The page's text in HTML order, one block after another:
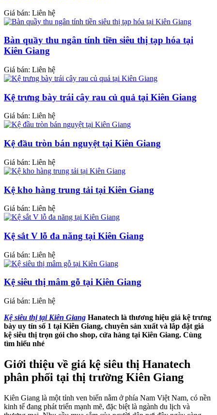
Giá bán: Liên hệ
Bàn quầy thu ngân tính tiền siêu thị tạp hóa tại
Kiên Giang
Giá bán: Liên hệ
Kệ trưng bày trái cây rau củ quả tại Kiên Giang
Giá bán: Liên hệ
Kệ đầu tròn bán nguyệt tại Kiên Giang
Giá bán: Liên hệ
Kệ kho hàng trung tải tại Kiên Giang
Giá bán: Liên hệ
Kệ sắt V lỗ đa năng tại Kiên Giang
Giá bán: Liên hệ
Kệ siêu thị mâm gỗ tại Kiên Giang
Giá bán: Liên hệ
Kệ siêu thị tại Kiên Giang Hanatech là thương hiệu giá kệ trưng
bày uy tín số 1 tại Kiên Giang, chuyên sản xuất và lắp đặt giá
kệ siêu thị trọn gói cho shop, cửa hàng tại Kiên Giang. Cùng
tìm hiểu nhé
Giới thiệu về giá kệ siêu thị Hanatech
phân phối tại thị trường Kiên Giang
Kiên Giang là một tỉnh ven biển nằm ở phía Nam Việt Nam, có nền
kinh tế đang phát triển mạnh mẽ, đặc biệt là ngành du lịch và